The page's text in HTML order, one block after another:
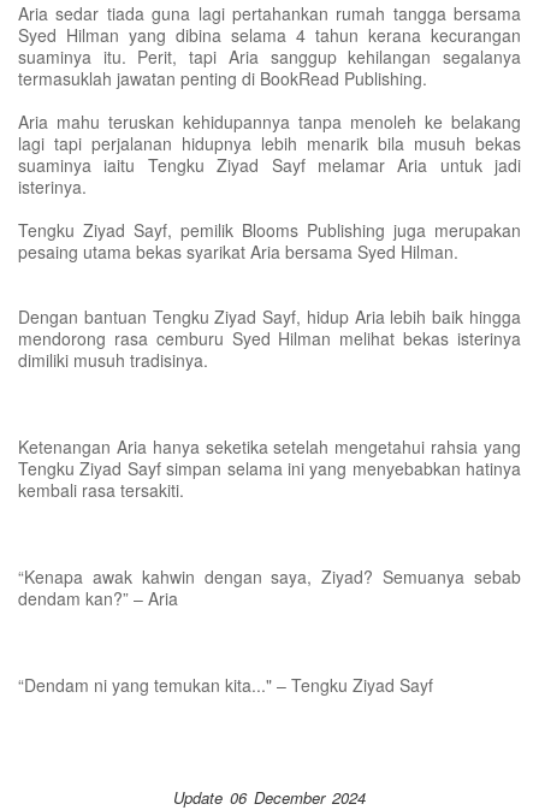
Aria sedar tiada guna lagi pertahankan rumah tangga bersama
Syed Hilman yang dibina selama 4 tahun kerana kecurangan
suaminya itu. Perit, tapi Aria sanggup kehilangan segalanya
termasuklah jawatan penting di BookRead Publishing.
Aria mahu teruskan kehidupannya tanpa menoleh ke belakang
lagi tapi perjalanan hidupnya lebih menarik bila musuh bekas
suaminya iaitu Tengku Ziyad Sayf melamar Aria untuk jadi
isterinya.
Tengku Ziyad Sayf, pemilik Blooms Publishing juga merupakan
pesaing utama bekas syarikat Aria bersama Syed Hilman.
Dengan bantuan Tengku Ziyad Sayf, hidup Aria lebih baik hingga
mendorong rasa cemburu Syed Hilman melihat bekas isterinya
dimiliki musuh tradisinya.
Ketenangan Aria hanya seketika setelah mengetahui rahsia yang
Tengku Ziyad Sayf simpan selama ini yang menyebabkan hatinya
kembali rasa tersakiti.
“Kenapa awak kahwin dengan saya, Ziyad? Semuanya sebab
dendam kan?” – Aria
“Dendam ni yang temukan kita..." – Tengku Ziyad Sayf
Update 06 December 2024